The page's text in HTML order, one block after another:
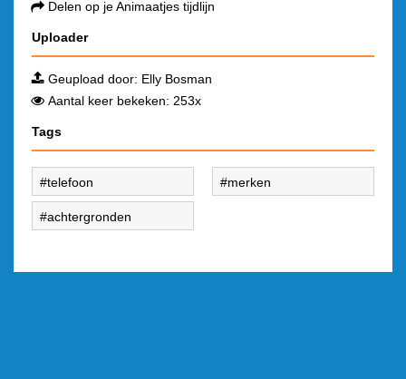
Delen op je Animaatjes tijdlijn
Uploader
Geupload door: Elly Bosman
Aantal keer bekeken: 253x
Tags
telefoon merken
achtergronden